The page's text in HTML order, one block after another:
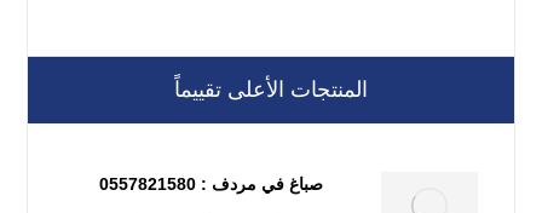
المنتجات الأعلى تقييماً
صباغ في مردف : 0557821580